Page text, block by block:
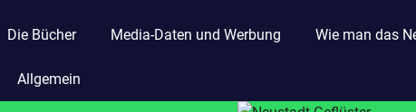
Die Bücher Media-Daten und Werbung Wie man das
Allgemein